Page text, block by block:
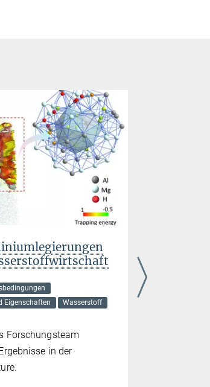
Eigenschaften
Wasserstoff
Forschungsteam
in der